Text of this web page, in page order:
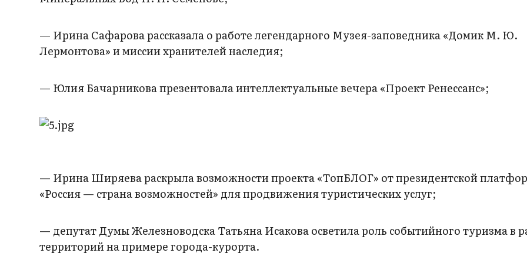
— Ирина Сафарова рассказала о работе легендарного Музея-заповедника «Домик М. Ю.
Лермонтова» и миссии хранителей наследия;
— Юлия Бачарникова презентовала интеллектуальные вечера «Проект Ренессанс»;
— Ирина Ширяева раскрыла возможности проекта «ТопБЛОГ» от президентской
«Россия — страна возможностей» для продвижения туристических услуг;
— депутат Думы Железноводска Татьяна Исакова осветила роль событийного туризма в
территорий на примере города-курорта.